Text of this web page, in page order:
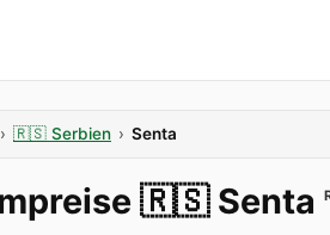
› 🇷🇸 Serbien › Senta
🇷🇸 Senta